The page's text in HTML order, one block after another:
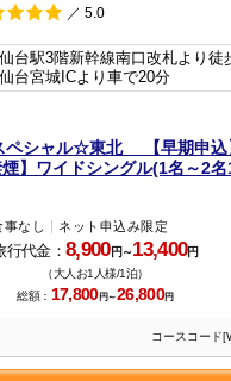
／ 5.0
仙台駅3階新幹線南口改札より
台宮城ICより車で20分
ペシャル☆東北 【早期申込
】ワイドシングル(1名～2名
事なし ネット申込み限定
行代金： 8,900円～13,400円
（大人お1人様/1泊）
総額： 17,800円～26,800円
コースコード